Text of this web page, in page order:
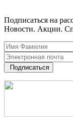
Подписаться на
Новости. Акции.
Подписаться